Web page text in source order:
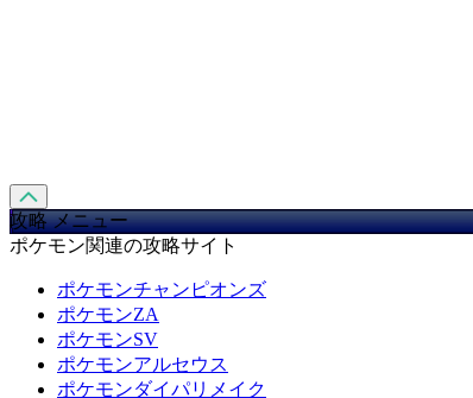
攻略 メニュー
ポケモン関連の攻略サイト
ポケモンチャンピオンズ
ポケモンZA
ポケモンSV
ポケモンアルセウス
ポケモンダイパリメイク